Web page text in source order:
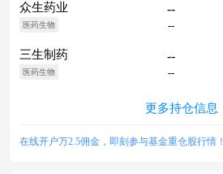
众生药业
医药生物
--
--
三生制药
医药生物
--
--
更多持仓信息
在线开户万2.5佣金，即刻参与基金重仓股行情！